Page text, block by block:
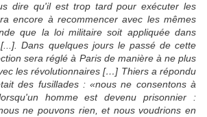
dire qu'il est trop tard pour exécuter les
encore à recommencer avec les mêmes
que la loi militaire soit appliquée dans
Dans quelques jours le passé de cette
sera réglé à Paris de manière à ne plus
les révolutionnaires […] Thiers a répondu
des fusillades : «nous ne consentons à
homme est devenu prisonnier :
ne pouvons rien, et nous voudrions en